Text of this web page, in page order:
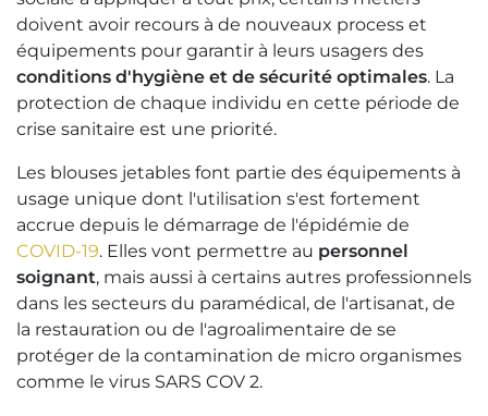
doivent avoir recours à de nouveaux process et
équipements pour garantir à leurs usagers des
conditions d'hygiène et de sécurité optimales. La
protection de chaque individu en cette période de
crise sanitaire est une priorité.
Les blouses jetables font partie des équipements à
usage unique dont l'utilisation s'est fortement
accrue depuis le démarrage de l'épidémie de
COVID-19. Elles vont permettre au personnel
soignant, mais aussi à certains autres professionnels
dans les secteurs du paramédical, de l'artisanat, de
la restauration ou de l'agroalimentaire de se
protéger de la contamination de micro organismes
comme le virus SARS COV 2.